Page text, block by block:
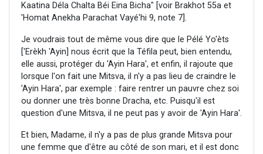
Kaatina Déla Chalta Béi Eina Bicha" [voir Brakhot 55a et
'Homat Anekha Parachat Vayé'hi 9, note 7].
Je voudrais tout de même vous dire que le Pélé Yo'èts
['Erèkh 'Ayin] nous écrit que la Téfila peut, bien entendu,
elle aussi, protéger du 'Ayin Hara', et enfin, il rajoute que
lorsque l'on fait une Mitsva, il n'y a pas lieu de craindre le
'Ayin Hara', par exemple : faire rentrer un pauvre chez soi
ou donner une très bonne Dracha, etc. Puisqu'il est
question d'une Mitsva, il ne peut pas y avoir de 'Ayin Hara'.
Et bien, Madame, il n'y a pas de plus grande Mitsva pour
une femme que d'être au côté de son mari, et il est donc